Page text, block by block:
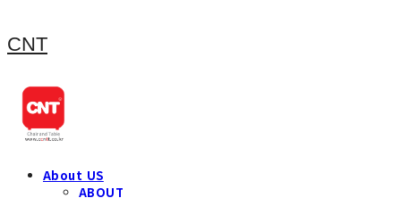
CNT
About US
ABOUT